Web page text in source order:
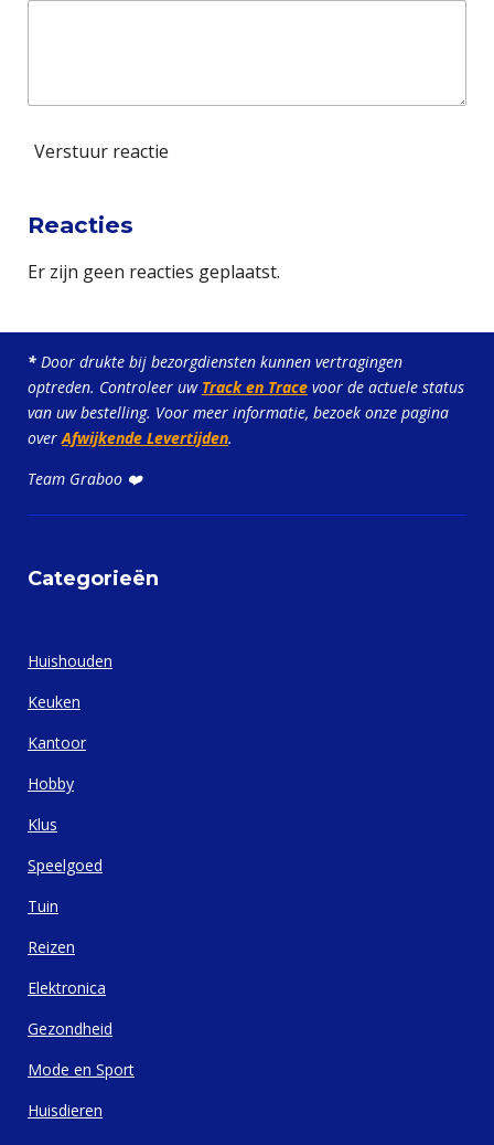
Verstuur reactie
Reacties
Er zijn geen reacties geplaatst.
* Door drukte bij bezorgdiensten kunnen vertragingen
optreden. Controleer uw Track en Trace voor de actuele status
van uw bestelling. Voor meer informatie, bezoek onze pagina
overAfwijkende Levertijden.
Team Graboo ❤️
Categorieën
Huishouden
Keuken
Kantoor
Hobby
Klus
Speelgoed
Tuin
Reizen
Elektronica
Gezondheid
Mode en Sport
Huisdieren